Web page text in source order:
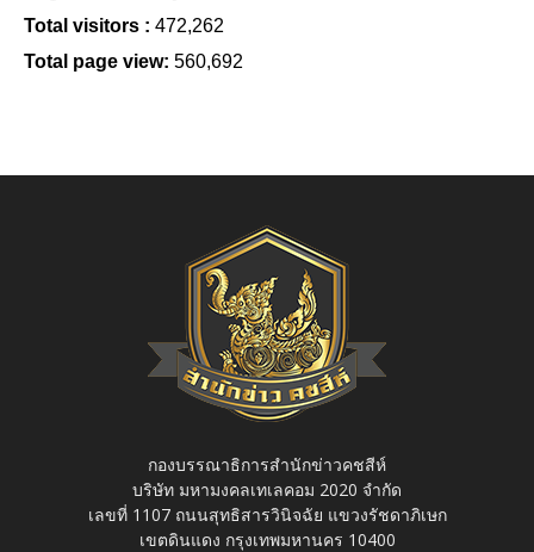
Total visitors : 472,262
Total page view: 560,692
กองบรรณาธิการสำนักข่าวคชสีห์
บริษัท มหามงคลเทเลคอม 2020 จำกัด
เลขที่ 1107 ถนนสุทธิสารวินิจฉัย แขวงรัชดาภิเษก
เขตดินแดง กรุงเทพมหานคร 10400